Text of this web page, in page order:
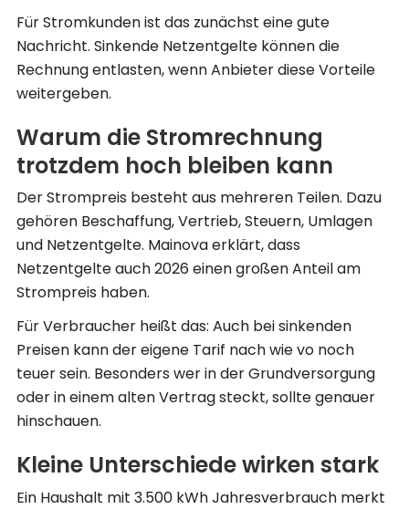
Für Stromkunden ist das zunächst eine gute
Nachricht. Sinkende Netzentgelte können die
Rechnung entlasten, wenn Anbieter diese Vorteile
weitergeben.
Warum die Stromrechnung
trotzdem hoch bleiben kann
Der Strompreis besteht aus mehreren Teilen. Dazu
gehören Beschaffung, Vertrieb, Steuern, Umlagen
und Netzentgelte. Mainova erklärt, dass
Netzentgelte auch 2026 einen großen Anteil am
Strompreis haben.
Für Verbraucher heißt das: Auch bei sinkenden
Preisen kann der eigene Tarif nach wie vo noch
teuer sein. Besonders wer in der Grundversorgung
oder in einem alten Vertrag steckt, sollte genauer
hinschauen.
Kleine Unterschiede wirken stark
Ein Haushalt mit 3.500 kWh Jahresverbrauch merkt